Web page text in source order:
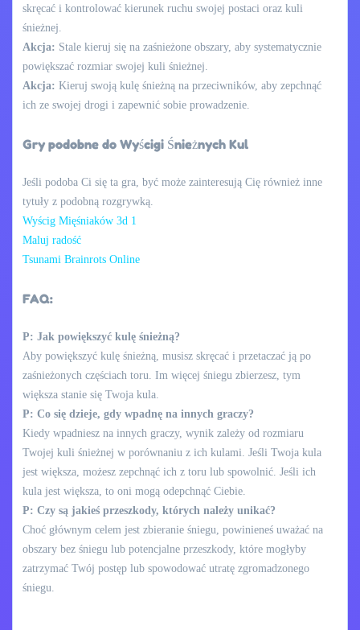
skręcać i kontrolować kierunek ruchu swojej postaci oraz kuli
śnieżnej.
Akcja: Stale kieruj się na zaśnieżone obszary, aby systematycznie
powiększać rozmiar swojej kuli śnieżnej.
Akcja: Kieruj swoją kulę śnieżną na przeciwników, aby zepchnąć
ich ze swojej drogi i zapewnić sobie prowadzenie.
Gry podobne do Wyścigi Śnieżnych Kul
Jeśli podoba Ci się ta gra, być może zainteresują Cię również inne
tytuły z podobną rozgrywką.
Wyścig Mięśniaków 3d 1
Maluj radość
Tsunami Brainrots Online
FAQ:
P: Jak powiększyć kulę śnieżną?
Aby powiększyć kulę śnieżną, musisz skręcać i przetaczać ją po
zaśnieżonych częściach toru. Im więcej śniegu zbierzesz, tym
większa stanie się Twoja kula.
P: Co się dzieje, gdy wpadnę na innych graczy?
Kiedy wpadniesz na innych graczy, wynik zależy od rozmiaru
Twojej kuli śnieżnej w porównaniu z ich kulami. Jeśli Twoja kula
jest większa, możesz zepchnąć ich z toru lub spowolnić. Jeśli ich
kula jest większa, to oni mogą odepchnąć Ciebie.
P: Czy są jakieś przeszkody, których należy unikać?
Choć głównym celem jest zbieranie śniegu, powinieneś uważać na
obszary bez śniegu lub potencjalne przeszkody, które mogłyby
zatrzymać Twój postęp lub spowodować utratę zgromadzonego
śniegu.